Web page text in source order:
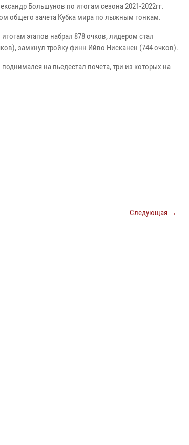
Большунов по итогам сезона 2021-2022гг.
общего зачета Кубка мира по лыжным гонкам.
этапов набрал 878 очков, лидером стал
замкнул тройку финн Ийво Нисканен (744 очков).
поднимался на пьедестал почета, три из которых на
Следующая →